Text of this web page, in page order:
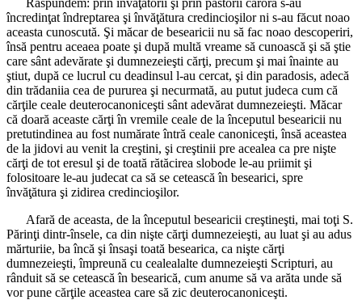
încredinţat îndreptarea şi învăţătura credincioşilor ni s-au făcut noao
aceasta cunoscută. Şi măcar de besearicii nu să fac noao descoperiri,
însă pentru aceaea poate şi după multă vreame să cunoască şi să ştie
care sânt adevărate şi dumnezeieşti cărţi, precum şi mai înainte au
ştiut, după ce lucrul cu deadinsul l-au cercat, şi din paradosis, adecă
din trădaniia cea de pururea şi necurmată, au putut judeca cum că
cărţile ceale deuterocanoniceşti sânt adevărat dumnezeieşti. Măcar
că doară aceaste cărţi în vremile ceale de la începutul besearicii nu
pretutindinea au fost numărate întră ceale canoniceşti, însă aceastea
de la jidovi au venit la creştini, şi creştinii pre acealea ca pre nişte
cărţi de tot eresul şi de toată rătăcirea slobode le-au priimit şi
folositoare le-au judecat ca să se cetească în besearici, spre
învăţătura şi zidirea credincioşilor.
Afară de aceasta, de la începutul besearicii creştineşti, mai toţi S.
Părinţi dintr-însele, ca din nişte cărţi dumnezeieşti, au luat şi au adus
mărturiie, ba încă şi însaşi toată besearica, ca nişte cărţi
dumnezeieşti, împreună cu cealealalte dumnezeieşti Scripturi, au
rânduit să se cetească în besearică, cum anume să va arăta unde să
vor pune cărţile aceastea care să zic deuterocanoniceşti.